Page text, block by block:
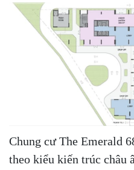
Chung cư The Emerald
theo kiểu kiến trúc châu